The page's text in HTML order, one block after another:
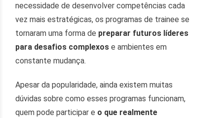
necessidade de desenvolver competências cada
vez mais estratégicas, os programas de trainee se
tornaram uma forma de preparar futuros líderes
para desafios complexos e ambientes em
constante mudança.
Apesar da popularidade, ainda existem muitas
dúvidas sobre como esses programas funcionam,
quem pode participar e o que realmente